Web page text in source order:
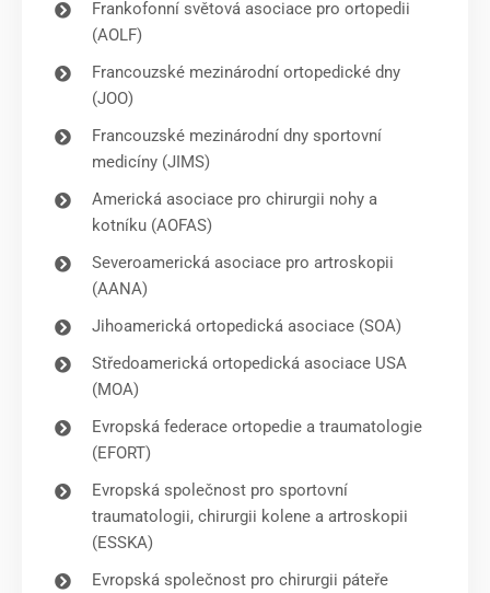
Frankofonní světová asociace pro ortopedii
(AOLF)
Francouzské mezinárodní ortopedické dny
(JOO)
Francouzské mezinárodní dny sportovní
medicíny (JIMS)
Americká asociace pro chirurgii nohy a
kotníku (AOFAS)
Severoamerická asociace pro artroskopii
(AANA)
Jihoamerická ortopedická asociace (SOA)
Středoamerická ortopedická asociace USA
(MOA)
Evropská federace ortopedie a traumatologie
(EFORT)
Evropská společnost pro sportovní
traumatologii, chirurgii kolene a artroskopii
(ESSKA)
Evropská společnost pro chirurgii páteře